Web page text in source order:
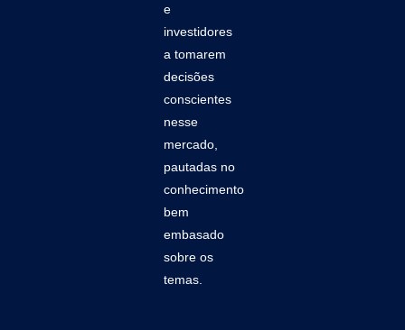
e
investidores
a tomarem
decisões
conscientes
nesse
mercado,
pautadas no
conhecimento
bem
embasado
sobre os
temas.